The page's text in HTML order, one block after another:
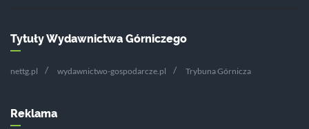
Tytuły Wydawnictwa Górniczego
nettg.pl wydawnictwo-gospodarcze.pl Trybuna Górnicza
Reklama